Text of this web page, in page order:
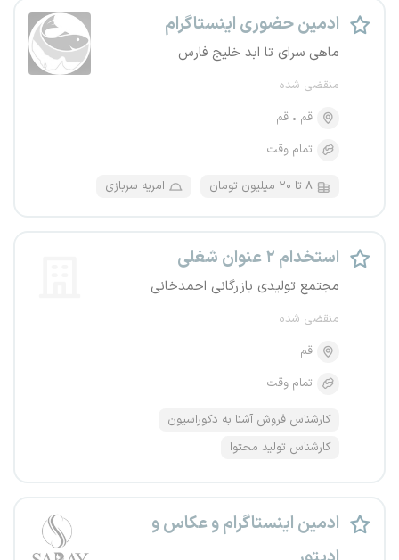
ادمین حضوری اینستاگرام
ماهی سرای تا ابد خلیج فارس
منقضی شده
قم
قم
تمام وقت
۸ تا ۲۰ میلیون تومان امریه سربازی
استخدام ۲ عنوان شغلی
مجتمع تولیدی بازرگانی احمدخانی
منقضی شده
قم
تمام وقت
کارشناس فروش آشنا به دکوراسیون
کارشناس تولید محتوا
ادمین اینستاگرام و عکاس و